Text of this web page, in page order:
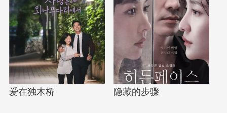
爱在独木桥 隐藏的步骤